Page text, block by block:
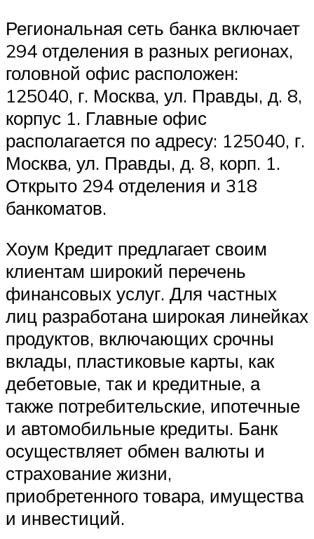
Региональная сеть банка включает
294 отделения в разных регионах,
головной офис расположен:
125040, г. Москва, ул. Правды, д. 8,
корпус 1. Главные офис
располагается по адресу: 125040, г.
Москва, ул. Правды, д. 8, корп. 1.
Открыто 294 отделения и 318
банкоматов.
Хоум Кредит предлагает своим
клиентам широкий перечень
финансовых услуг. Для частных
лиц разработана широкая линейках
продуктов, включающих срочны
вклады, пластиковые карты, как
дебетовые, так и кредитные, а
также потребительские, ипотечные
и автомобильные кредиты. Банк
осуществляет обмен валюты и
страхование жизни,
приобретенного товара, имущества
и инвестиций.